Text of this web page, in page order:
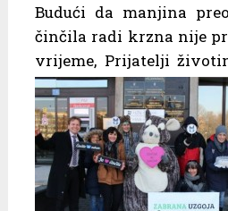
Budući da manjina
činčila radi krzna nije
vrijeme, Prijatelji